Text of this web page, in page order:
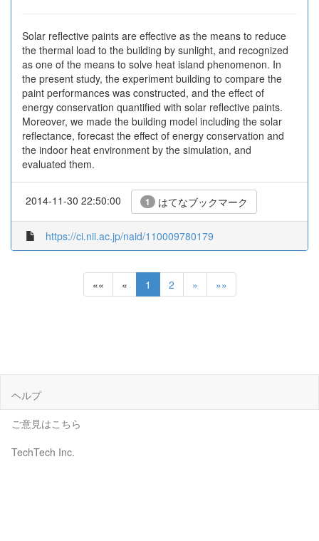
Solar reflective paints are effective as the means to reduce
the thermal load to the building by sunlight, and recognized
as one of the means to solve heat island phenomenon. In
the present study, the experiment building to compare the
paint performances was constructed, and the effect of
energy conservation quantified with solar reflective paints.
Moreover, we made the building model including the solar
reflectance, forecast the effect of energy conservation and
the indoor heat environment by the simulation, and
evaluated them.
2014-11-30 22:50:00 1 はてなブックマーク
https://ci.nii.ac.jp/naid/110009780179
«« « 1 2 » »»
ヘルプ
ご意見はこちら
TechTech Inc.